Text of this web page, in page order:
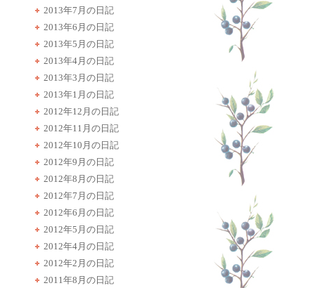
2013年7月の日記
2013年6月の日記
2013年5月の日記
2013年4月の日記
2013年3月の日記
2013年1月の日記
2012年12月の日記
2012年11月の日記
2012年10月の日記
2012年9月の日記
2012年8月の日記
2012年7月の日記
2012年6月の日記
2012年5月の日記
2012年4月の日記
2012年2月の日記
2011年8月の日記